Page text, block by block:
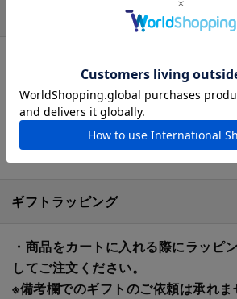
ギフトラッピング
・商品をカートに入れる際にラッピ
してご注文ください。
※備考欄でのギフトのご依頼は承れま